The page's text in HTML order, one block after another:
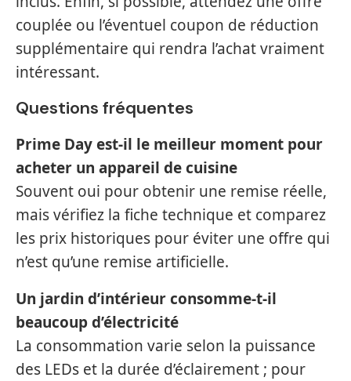
couplée ou l’éventuel coupon de réduction
supplémentaire qui rendra l’achat vraiment
intéressant.
Questions fréquentes
Prime Day est-il le meilleur moment pour
acheter un appareil de cuisine
Souvent oui pour obtenir une remise réelle,
mais vérifiez la fiche technique et comparez
les prix historiques pour éviter une offre qui
n’est qu’une remise artificielle.
Un jardin d’intérieur consomme-t-il
beaucoup d’électricité
La consommation varie selon la puissance
des LEDs et la durée d’éclairement ; pour